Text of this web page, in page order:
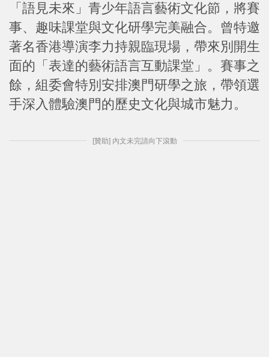
「語見未來」青少年語言藝術文化節，將賽
事、趣味課堂與文化研學完美融合。曾特邀
著名香港導演李力持親臨現場，帶來別開生
面的「表達的藝術語言互動課堂」。賽事之
餘，組委會特別安排澳門研學之旅，帶領選
手深入體驗澳門的歷史文化與城市魅力。
[贊助] 內文未完請向下滾動